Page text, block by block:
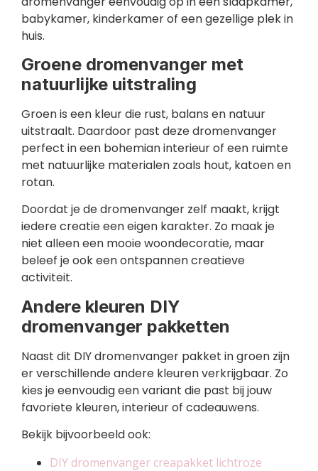
babykamer, kinderkamer of een gezellige plek in
huis.
Groene dromenvanger met
natuurlijke uitstraling
Groen is een kleur die rust, balans en natuur
uitstraalt. Daardoor past deze dromenvanger
perfect in een bohemian interieur of een ruimte
met natuurlijke materialen zoals hout, katoen en
rotan.
Doordat je de dromenvanger zelf maakt, krijgt
iedere creatie een eigen karakter. Zo maak je
niet alleen een mooie woondecoratie, maar
beleef je ook een ontspannen creatieve
activiteit.
Andere kleuren DIY
dromenvanger pakketten
Naast dit DIY dromenvanger pakket in groen zijn
er verschillende andere kleuren verkrijgbaar. Zo
kies je eenvoudig een variant die past bij jouw
favoriete kleuren, interieur of cadeauwens.
Bekijk bijvoorbeeld ook:
DIY dromenvanger creapakket lichtroze